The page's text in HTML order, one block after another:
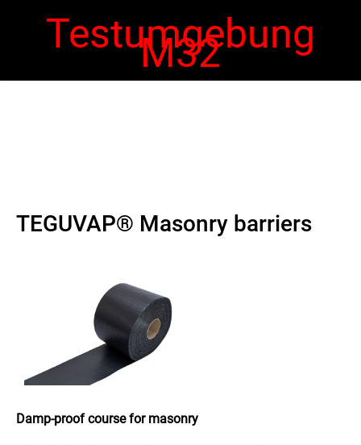
Testumgebung
M32
TEGUVAP® Masonry barriers
Damp-proof course for masonry